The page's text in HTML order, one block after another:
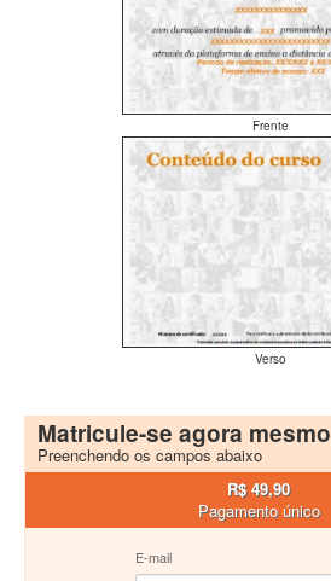
Frente
Verso
Matricule-se agora mesmo
Preenchendo os campos abaixo
R$ 49,90
Pagamento único
E-mail